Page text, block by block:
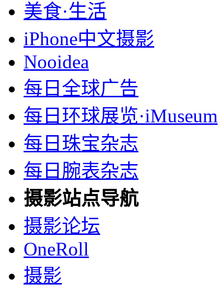
美食·生活
iPhone中文摄影
Nooidea
每日全球广告
每日环球展览·iMuseum
每日珠宝杂志
每日腕表杂志
摄影站点导航
摄影论坛
OneRoll
摄影